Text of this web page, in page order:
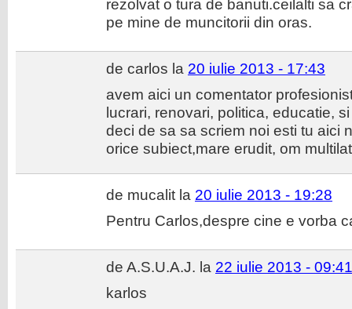
rezolvat o tura de banuti.ceilalti sa
pe mine de muncitorii din oras.
de carlos la 20 iulie 2013 - 17:43
avem aici un comentator
lucrari, renovari, politica,
deci de sa sa scriem noi esti tu aici
orice subiect,mare erudit, om
de mucalit la 20 iulie 2013 - 19:28
Pentru Carlos,despre cine e vorba
de A.S.U.A.J. la 22 iulie 2013 - 09:41
karlos